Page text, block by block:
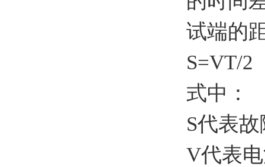
试端的
S=VT/2
式中：
S代表
V代表